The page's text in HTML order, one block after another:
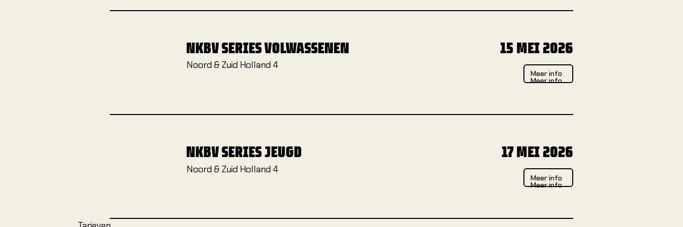
NKBV SERIES VOLWASSENEN
Noord & Zuid Holland 4
15 MEI 2026
Meer info
Meer info
NKBV SERIES JEUGD
Noord & Zuid Holland 4
17 MEI 2026
Meer info
Meer info